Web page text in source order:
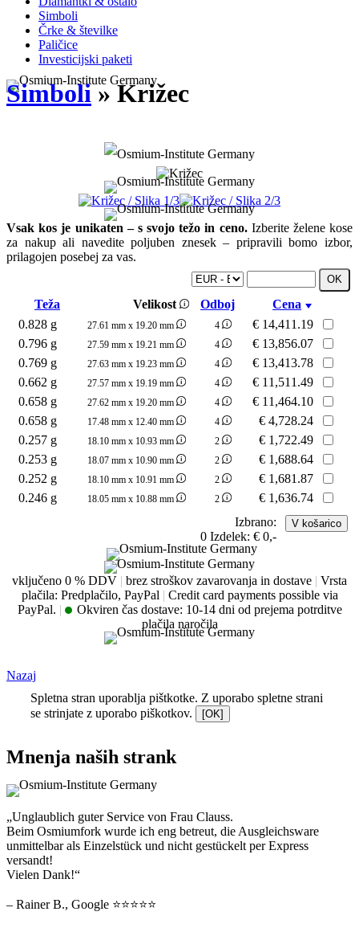
Simboli
Črke & številke
Paličice
Investicijski paketi
Simboli» Križec
Vsak kos je unikaten – s svojo težo in ceno.Izberite želene kose
za nakup ali navedite poljuben znesek – pripravili bomo izbor,
prilagojen posebej za vas.
Teža Velikost Odboj
Cena
0.828 g
27.61 mm x 19.20 mm 4 € 14,411.19
0.796 g
27.59 mm x 19.21 mm 4 € 13,856.07
0.769 g
27.63 mm x 19.23 mm 4 € 13,413.78
0.662 g
27.57 mm x 19.19 mm 4 € 11,511.49
0.658 g
27.62 mm x 19.20 mm 4 € 11,464.10
0.658 g
17.48 mm x 12.40 mm 4 € 4,728.24
0.257 g
18.10 mm x 10.93 mm 2 € 1,722.49
0.253 g
18.07 mm x 10.90 mm 2 € 1,688.64
0.252 g
18.10 mm x 10.91 mm 2 € 1,681.87
0.246 g
18.05 mm x 10.88 mm 2 € 1,636.74
Izbrano:
0 Izdelek: € 0,-
vključeno 0 % DDV | brez stroškov zavarovanja in dostave | Vrsta
plačila: Predplačilo, PayPal | Credit card payments possible via
PayPal. | Okviren čas dostave: 10-14 dni od prejema potrditve
plačila naročila
Nazaj
Spletna stran uporablja pištkotke. Z uporabo spletne strani
se strinjate z uporabo piškotkov.
[OK]
Mnenja naših strank
„Unglaublich guter Service von Frau Clauss.
Beim Osmiumfork wurde ich eng betreut, die Ausgleichsware
unmittelbar als Einzelstück und nicht gestückelt per Express
versandt!
Vielen Dank!“
– Rainer B., Google ⭐⭐⭐⭐⭐